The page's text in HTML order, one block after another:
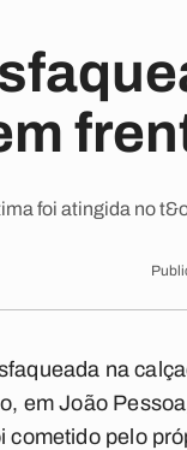
foi atingida no
na
em João
cometido pelo